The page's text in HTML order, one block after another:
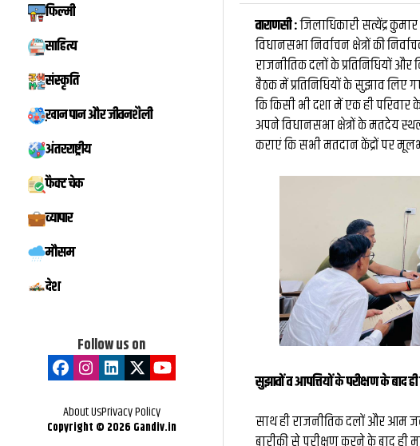
फिल्मी
साहित्य
संस्कृति
ख़ान पान और जीवनशैली
अंतरराष्ट्रीय
फैक्ट चेक
व्यापार
मौसम
देश
Follow us on
About UsPrivacy Policy
Copyright © 2026 Gandiv.in
वाराणसी :जिलाधिकारी सत्येंद्र
विधानसभा निर्वाचन क्षेत्रों की
राजनीतिक दलों के प्रतिनिधियों
बैठक में प्रतिनिधियों के सुझाव लिए
कि किसी भी दशा में एक ही
अपने विधानसभा क्षेत्रों के मतदेय
कराएं कि सभी मतदान केंद्रों पर
सुझावों व आपत्तियों के परीक्षण के
साथ ही राजनीतिक दलों और आम